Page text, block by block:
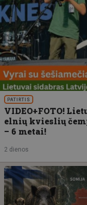
PATIRTIS
VIDEO+FOTO!
elnių kvieslių
– 6 metai!
2 dienos